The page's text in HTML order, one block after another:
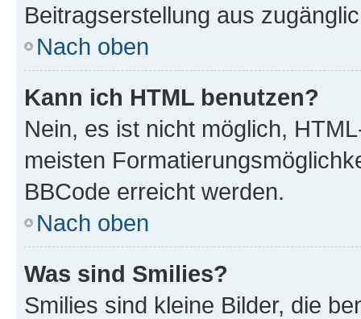
Beitragserstellung aus
Nach oben
Kann ich HTML benutzen?
Nein, es ist nicht möglich,
meisten
BBCode erreicht werden.
Nach oben
Was sind Smilies?
Smilies sind kleine Bilder, die